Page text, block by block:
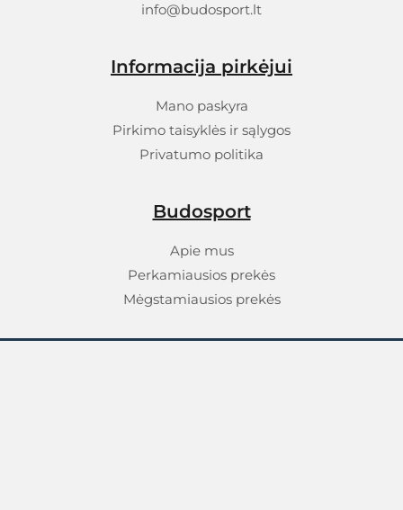
info@budosport.lt
Informacija pirkėjui
Mano paskyra
Pirkimo taisyklės ir sąlygos
Privatumo politika
Budosport
Apie mus
Perkamiausios prekės
Mėgstamiausios prekės